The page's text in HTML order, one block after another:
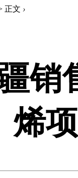
正文 ›
销
烯